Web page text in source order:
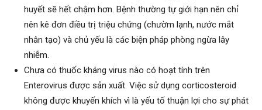
huyết sẽ hết chậm hơn. Bệnh thường tự giới hạn nên chỉ
nên kê đơn điều trị triệu chứng (chườm lạnh, nước mắt
nhân tạo) và chủ yếu là các biện pháp phòng ngừa lây
nhiễm.
Chưa có thuốc kháng virus nào có hoạt tính trên
Enterovirus được sản xuất. Việc sử dụng corticosteroid
không được khuyến khích vì là yếu tố thuận lợi cho sự phát